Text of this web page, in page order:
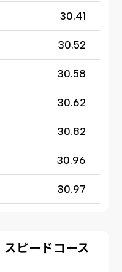
30.41
30.52
30.58
30.62
30.82
30.96
30.97
ピードコース